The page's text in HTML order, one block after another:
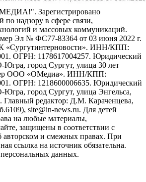
Зарегистрировано
надзору в сфере связи,
и массовых коммуникаций.
Эл № ФС77-83364 от 03 июня 2022 г.
«Сургутинтерновости». ИНН/КПП:
ОГРН: 1178617004257. Юридический
город Сургут, улица 30 лет
ООО «ОМедиа». ИНН/КПП:
ОГРН: 1218600006635. Юридический
город Сургут, улица Энгельса,
Главный редактор: Д.М. Караченцева,
site@in-news.ru. Для детей
на любые материалы,
защищены в соответствии с
авторском и смежных правах. При
ссылка на источник обязательна.
данных.